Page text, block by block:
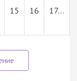
15 16 17…